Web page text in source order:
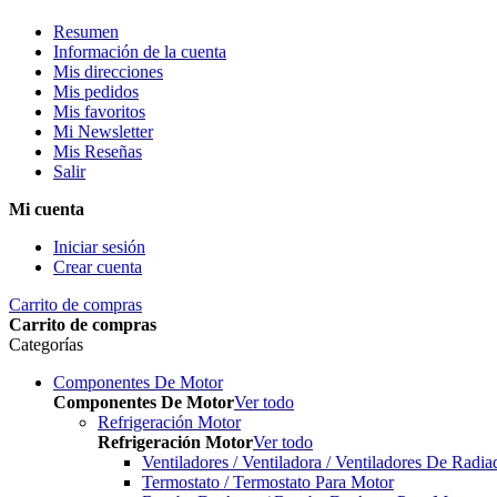
Resumen
Información de la cuenta
Mis direcciones
Mis pedidos
Mis favoritos
Mi Newsletter
Mis Reseñas
Salir
Mi cuenta
Iniciar sesión
Crear cuenta
Carrito de compras
Carrito de compras
Categorías
Componentes De Motor
Componentes De MotorVer todo
Refrigeración Motor
Refrigeración MotorVer todo
Ventiladores / Ventiladora / Ventiladores De
Termostato / Termostato Para Motor